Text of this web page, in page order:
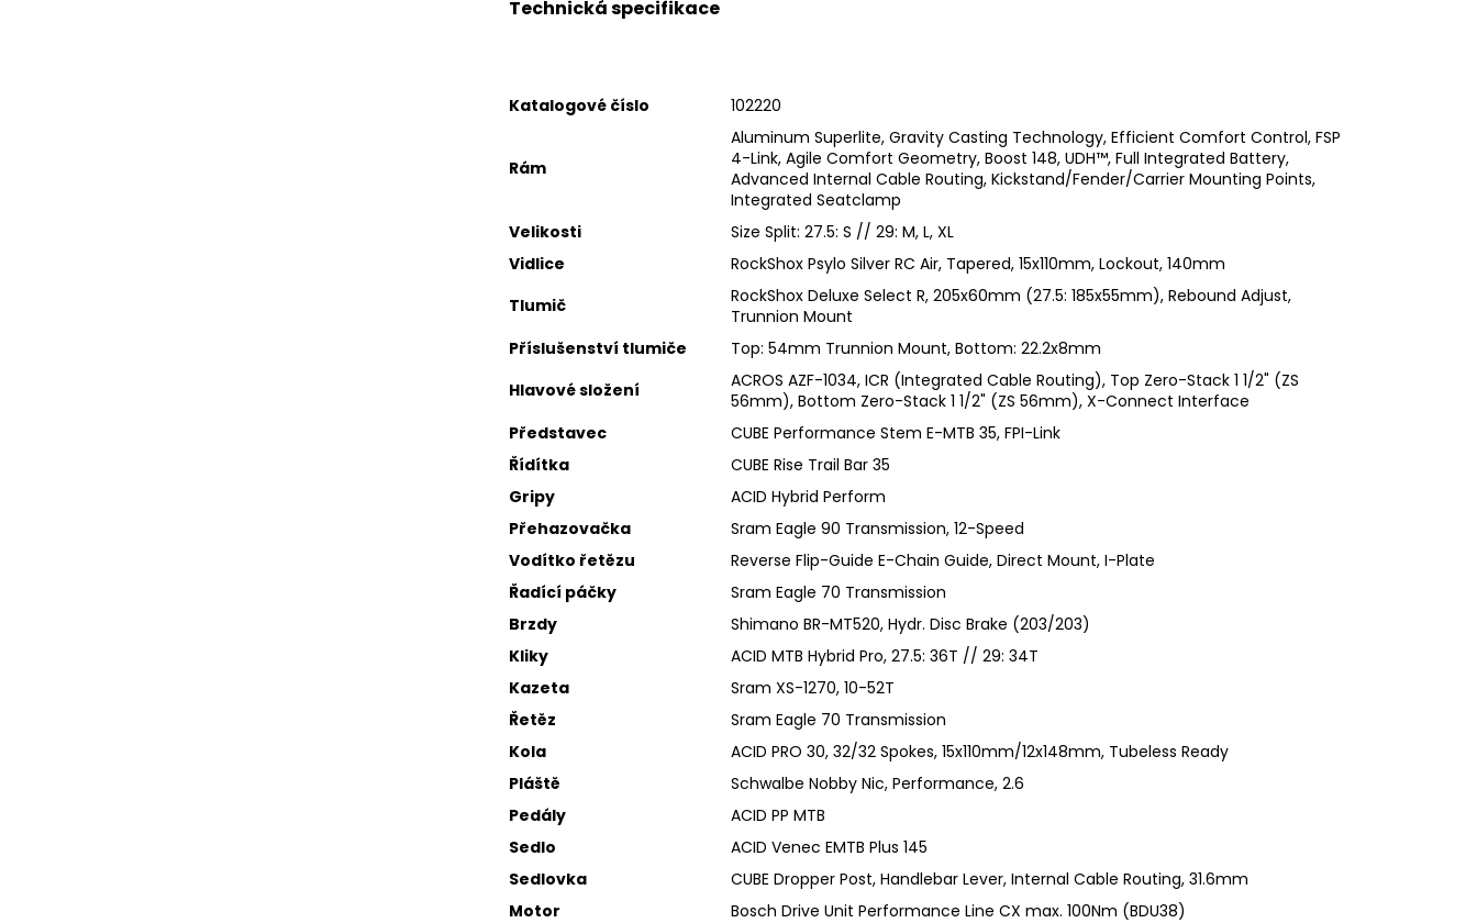
Technická specifikace
Katalogové číslo 102220
Rám
Aluminum Superlite, Gravity Casting Technology, Efficient Comfort Control, FSP
4-Link, Agile Comfort Geometry, Boost 148, UDH™, Full Integrated Battery,
Advanced Internal Cable Routing, Kickstand/Fender/Carrier Mounting Points,
Integrated Seatclamp
Velikosti
Size Split: 27.5: S // 29: M, L, XL
Vidlice
RockShox Psylo Silver RC Air, Tapered, 15x110mm, Lockout, 140mm
Tlumič
RockShox Deluxe Select R, 205x60mm (27.5: 185x55mm), Rebound Adjust,
Trunnion Mount
Příslušenství tlumiče
Top: 54mm Trunnion Mount, Bottom: 22.2x8mm
Hlavové složení
ACROS AZF-1034, ICR (Integrated Cable Routing), Top Zero-Stack 1 1/2" (ZS
56mm), Bottom Zero-Stack 1 1/2" (ZS 56mm), X-Connect Interface
Představec
CUBE Performance Stem E-MTB 35, FPI-Link
Řídítka
CUBE Rise Trail Bar 35
Gripy
ACID Hybrid Perform
Přehazovačka
Sram Eagle 90 Transmission, 12-Speed
Vodítko řetězu
Reverse Flip-Guide E-Chain Guide, Direct Mount, I-Plate
Řadící páčky
Sram Eagle 70 Transmission
Brzdy
Shimano BR-MT520, Hydr. Disc Brake (203/203)
Kliky
ACID MTB Hybrid Pro, 27.5: 36T // 29: 34T
Kazeta
Sram XS-1270, 10-52T
Řetěz
Sram Eagle 70 Transmission
Kola
ACID PRO 30, 32/32 Spokes, 15x110mm/12x148mm, Tubeless Ready
Pláště
Schwalbe Nobby Nic, Performance, 2.6
Pedály
ACID PP MTB
Sedlo
ACID Venec EMTB Plus 145
Sedlovka
CUBE Dropper Post, Handlebar Lever, Internal Cable Routing, 31.6mm
Motor
Bosch Drive Unit Performance Line CX max. 100Nm (BDU38)